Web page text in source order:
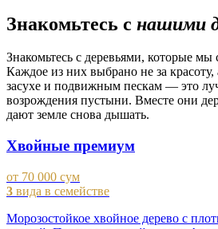
Знакомьтесь с нашими
Знакомьтесь с деревьями, которые
Каждое из них выбрано не за красоту,
засухе и подвижным пескам — это
возрождения пустыни. Вместе они
дают земле снова дышать.
Хвойные премиум
от 70 000 сум
3 вида в семействе
Морозостойкое хвойное дерево с